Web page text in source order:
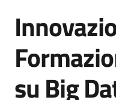
Agenzia
di
Salta al contenuto
su Big